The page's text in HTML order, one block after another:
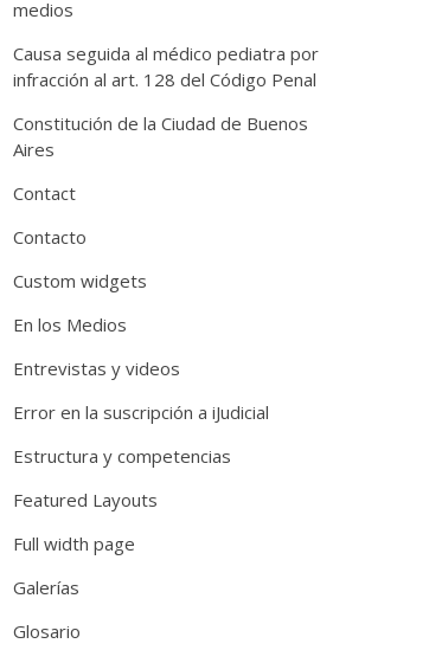
medios
Causa seguida al médico pediatra por
infracción al art. 128 del Código Penal
Constitución de la Ciudad de Buenos
Aires
Contact
Contacto
Custom widgets
En los Medios
Entrevistas y videos
Error en la suscripción a iJudicial
Estructura y competencias
Featured Layouts
Full width page
Galerías
Glosario